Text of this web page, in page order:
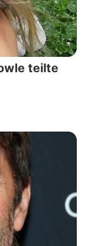
teilte